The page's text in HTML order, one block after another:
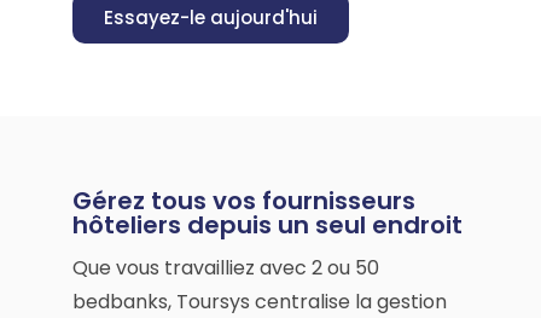
Essayez-le aujourd'hui
Gérez tous vos fournisseurs
hôteliers depuis un seul endroit
Que vous travailliez avec 2 ou 50
bedbanks, Toursys centralise la gestion